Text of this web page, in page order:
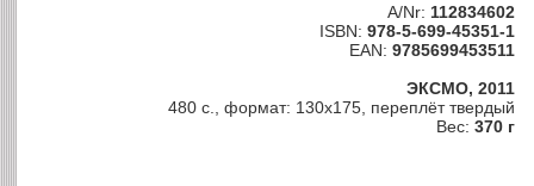
A/Nr: 112834602
ISBN: 978-5-699-45351-1
EAN: 9785699453511
ЭКСМО, 2011
480 с., формат: 130х175, переплёт твердый
Вес: 370 г